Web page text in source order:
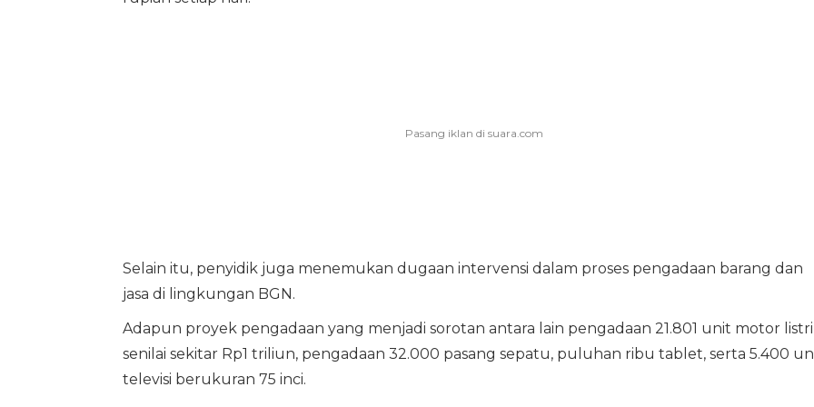
Selain itu, penyidik juga menemukan dugaan intervensi dalam proses pengadaan barang dan
jasa di lingkungan BGN.
Adapun proyek pengadaan yang menjadi sorotan antara lain pengadaan 21.801 unit motor
senilai sekitar Rp1 triliun, pengadaan 32.000 pasang sepatu, puluhan ribu tablet, serta 5.400
televisi berukuran 75 inci.